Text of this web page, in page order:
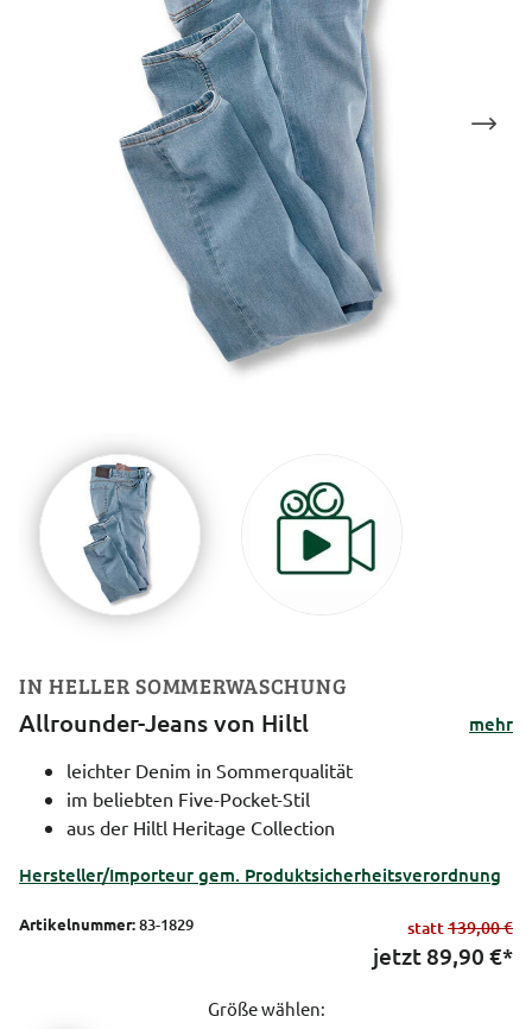
IN HELLER SOMMERWASCHUNG
Allrounder-Jeans von Hiltl
mehr
leichter Denim in Sommerqualität
im beliebten Five-Pocket-Stil
aus der Hiltl Heritage Collection
Hersteller/Importeur gem. Produktsicherheitsverordnung
Artikelnummer:83-1829 statt139,00 €
jetzt 89,90 €*
Größe wählen: